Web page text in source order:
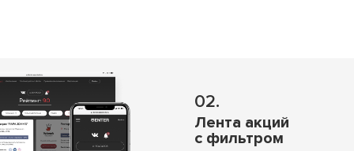
02.
Лента акций
с фильтром